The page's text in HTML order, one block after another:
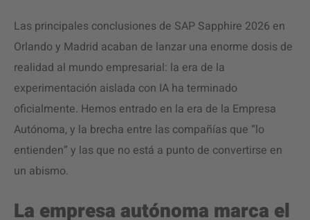
Las principales conclusiones de SAP Sapphire 2026 en
Orlando y Madrid acaban de lanzar una enorme dosis de
realidad al mundo empresarial: la era de la
experimentación aislada con IA ha terminado
oficialmente. Hemos entrado en la era de la Empresa
Autónoma, y la brecha entre las compañías que “lo
entienden” y las que no está a punto de convertirse en
un abismo.
La empresa autónoma marca el